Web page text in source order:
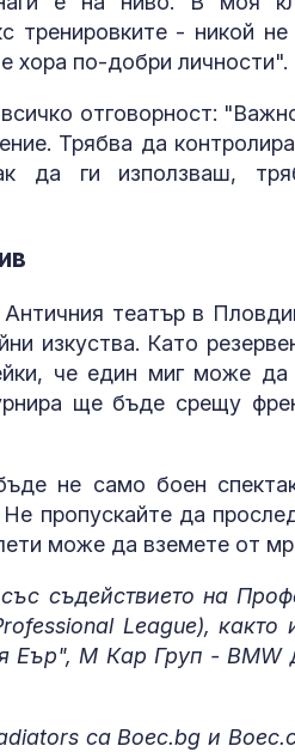
тренировките - никой
хора по-добри личности".
отговорност:
Трябва да
да ги използваш,
театър в
изкуства. Като
че един миг може
ще бъде срещу
не само боен
пропускайте да
може да вземете от
съдействието на
League), както
Еър", М Кар Груп - BMW
са Boec.bg и